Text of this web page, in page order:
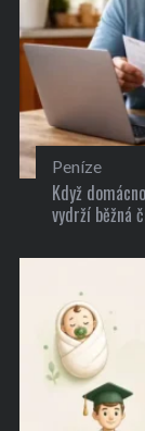
Peníze
Když
vydrží běžná